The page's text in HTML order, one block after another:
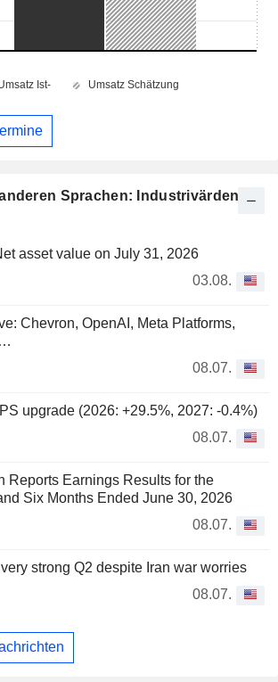
Sprachen: Industrivärden
asset value on July 31, 2026
03.08.
Chevron, OpenAI, Meta Platforms,
08.07.
upgrade (2026: +29.5%, 2027: -0.4%)
08.07.
Reports Earnings Results for the
Six Months Ended June 30, 2026
08.07.
very strong Q2 despite Iran war worries
08.07.